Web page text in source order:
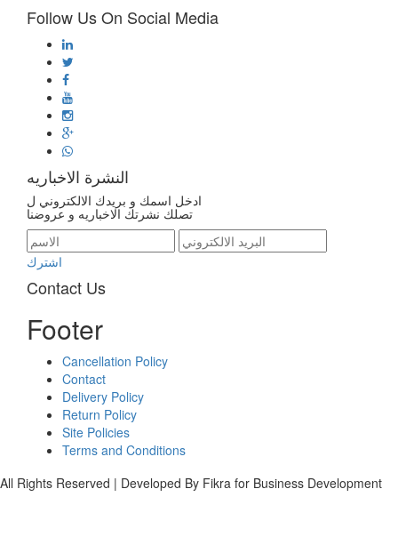
Follow Us On Social Media
النشرة الاخباريه
ادخل اسمك و بريدك الالكتروني ل
تصلك نشرتك الاخباريه و عروضنا
اشترك
Contact Us
Footer
Cancellation Policy
Contact
Delivery Policy
Return Policy
Site Policies
Terms and Conditions
All Rights Reserved | Developed By Fikra for Business Development